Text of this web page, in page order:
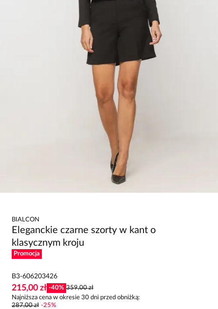
BIALCON
Eleganckie czarne szorty w kant o
klasycznym kroju
Promocja
B3-606203426
215,00 zł -40% 359,00 zł
Najniższa cena w okresie 30 dni przed obniżką:
287,00 zł -25%